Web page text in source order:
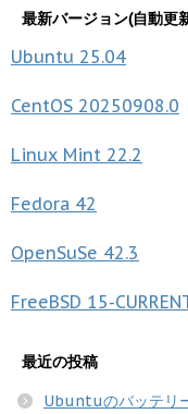
最新バージョン(自動更
Ubuntu 25.04
CentOS 20250908.0
Linux Mint 22.2
Fedora 42
OpenSuSe 42.3
FreeBSD 15-
最近の投稿
Ubuntuのバッテリ